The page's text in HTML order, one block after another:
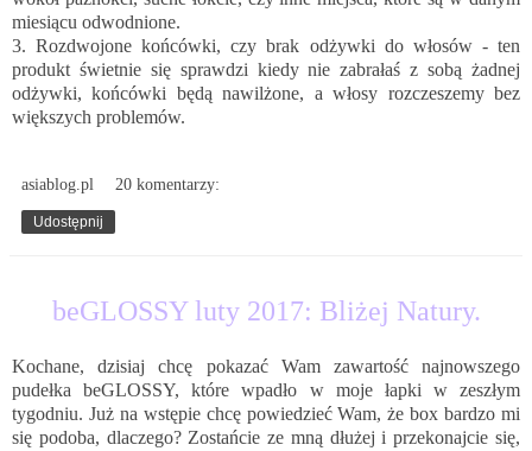
miesiącu odwodnione.
3. Rozdwojone końcówki, czy brak odżywki do włosów - ten
produkt świetnie się sprawdzi kiedy nie zabrałaś z sobą żadnej
odżywki, końcówki będą nawilżone, a włosy rozczeszemy bez
większych problemów.
asiablog.pl 20 komentarzy:
Udostępnij
beGLOSSY luty 2017: Bliżej Natury.
Kochane, dzisiaj chcę pokazać Wam zawartość najnowszego
pudełkabeGLOSSY, które wpadło w moje łapki w zeszłym
tygodniu. Już na wstępie chcę powiedzieć Wam, że box bardzo mi
się podoba, dlaczego? Zostańcie ze mną dłużej i przekonajcie się,